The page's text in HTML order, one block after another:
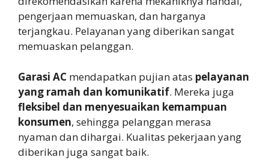
pengerjaan memuaskan, dan harganya
terjangkau. Pelayanan yang diberikan sangat
memuaskan pelanggan.
Garasi AC mendapatkan pujian atas pelayanan
yang ramah dan komunikatif. Mereka juga
fleksibel dan menyesuaikan kemampuan
konsumen, sehingga pelanggan merasa
nyaman dan dihargai. Kualitas pekerjaan yang
diberikan juga sangat baik.